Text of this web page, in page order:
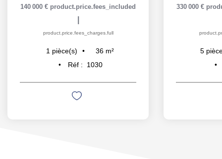
140 000 € product.price.fees_included
product.price.fees_charges.full
1 pièce(s) 36 m²
Réf :
1030
330 000 €
5